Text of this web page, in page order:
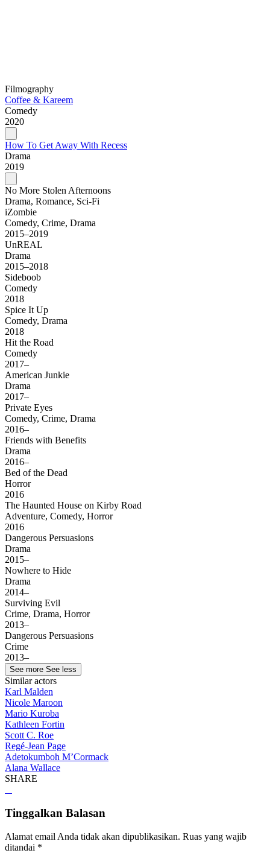
Filmography
Coffee & Kareem
Comedy
2020
How To Get Away With Recess
Drama
2019
No More Stolen Afternoons
Drama, Romance, Sci-Fi
iZombie
Comedy, Crime, Drama
2015–2019
UnREAL
Drama
2015–2018
Sideboob
Comedy
2018
Spice It Up
Comedy, Drama
2018
Hit the Road
Comedy
2017–
American Junkie
Drama
2017–
Private Eyes
Comedy, Crime, Drama
2016–
Friends with Benefits
Drama
2016–
Bed of the Dead
Horror
2016
The Haunted House on Kirby Road
Adventure, Comedy, Horror
2016
Dangerous Persuasions
Drama
2015–
Nowhere to Hide
Drama
2014–
Surviving Evil
Crime, Drama, Horror
2013–
Dangerous Persuasions
Crime
2013–
See more See less
Similar actors
Karl Malden
Nicole Maroon
Mario Kuroba
Kathleen Fortin
Scott C. Roe
Regé-Jean Page
Adetokumboh M’Cormack
Alana Wallace
SHARE
Tinggalkan Balasan
Alamat email Anda tidak akan dipublikasikan. Ruas yang wajib
ditandai *